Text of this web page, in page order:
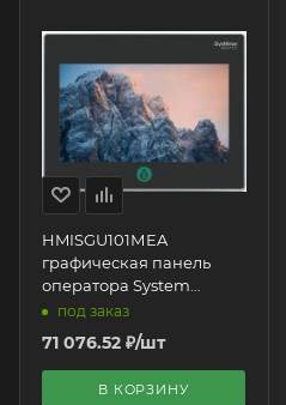
HMISGU101МEA
графическая панель
оператора System
Electric | 10,1" HMI
под заказ
71 076.52 ₽/шт
В КОРЗИНУ